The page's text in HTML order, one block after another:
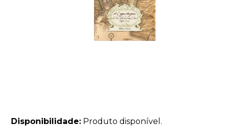
Disponibilidade: Produto disponível.